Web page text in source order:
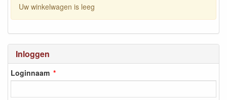
Uw winkelwagen is leeg
Inloggen
Loginnaam